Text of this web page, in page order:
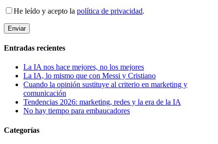
He leído y acepto la política de privacidad.
Entradas recientes
La IA nos hace mejores, no los mejores
La IA, lo mismo que con Messi y Cristiano
Cuando la opinión sustituye al criterio en marketing y
comunicación
Tendencias 2026: marketing, redes y la era de la IA
No hay tiempo para embaucadores
Categorías